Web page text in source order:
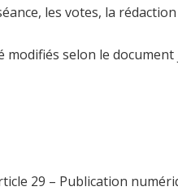
les votes, la
selon le
29 – Publication